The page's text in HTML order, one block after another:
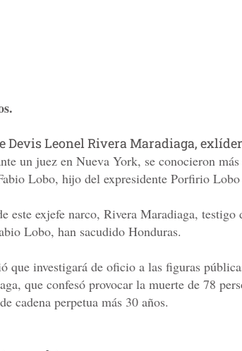
Devis Leonel Rivera Maradiaga,
un juez en Nueva York, se conocieron
Lobo, hijo del expresidente Porfirio Lobo
este exjefe narco, Rivera Maradiaga, testigo
Lobo, han sacudido Honduras.
que investigará de oficio a las figuras
que confesó provocar la muerte de 78
cadena perpetua más 30 años.